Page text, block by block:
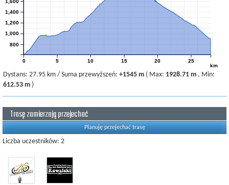
0 5 10 15 20 25
km
800
1,000
1,200
1,400
1,600
Dystans: 27.95 km / Suma przewyższeń: +1545 m ( Max: 1928.71 m , Min:
612.53 m )
Trasę zamierzają przejechać
Planuję przejechać trasę
Liczba uczestników: 2